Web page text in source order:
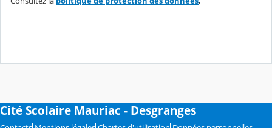
Cité Scolaire Mauriac - Desgranges